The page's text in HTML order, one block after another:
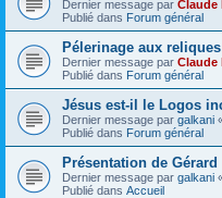
Dernier message par Claude
Publié dans Forum général
Pélerinage aux
Dernier message par Claude
Publié dans Forum général
Jésus est-il le Logos
Dernier message par galkani
Publié dans Forum général
Présentation de Gérard
Dernier message par galkani
Publié dans Accueil